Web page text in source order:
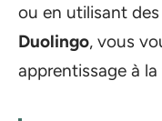
ou en utilisant
Duolingo, vous
apprentissage à